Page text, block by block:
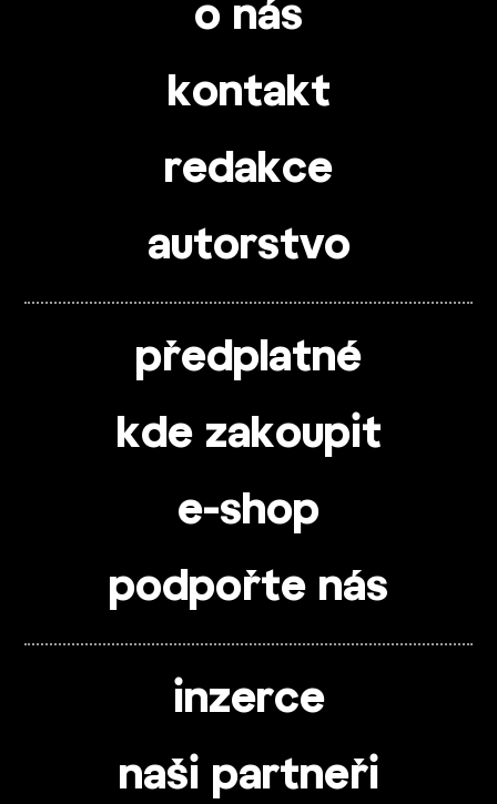
o nás
kontakt
redakce
autorstvo
předplatné
kde zakoupit
e-shop
podpořte nás
inzerce
naši partneři